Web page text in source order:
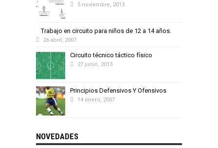
5 noviembre, 2013
Trabajo en circuito para niños de 12 a 14 años.
26 abril, 2007
Circuito técnico táctico físico
27 junio, 2013
Principios Defensivos Y Ofensivos
14 enero, 2007
NOVEDADES